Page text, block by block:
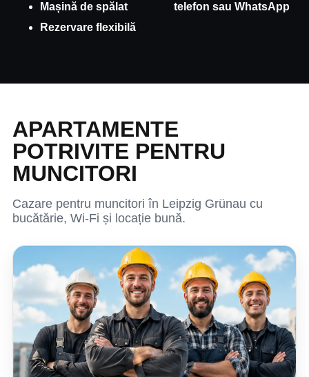
Mașină de spălat
Rezervare flexibilă
telefon sau WhatsApp
APARTAMENTE
POTRIVITE PENTRU
MUNCITORI
Cazare pentru muncitori în Leipzig Grünau cu
bucătărie, Wi-Fi și locație bună.